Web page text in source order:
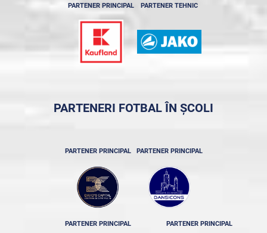
PARTENER PRINCIPAL PARTENER TEHNIC
PARTENERI FOTBAL ÎN ȘCOLI
PARTENER PRINCIPAL PARTENER PRINCIPAL
PARTENER PRINCIPAL PARTENER PRINCIPAL